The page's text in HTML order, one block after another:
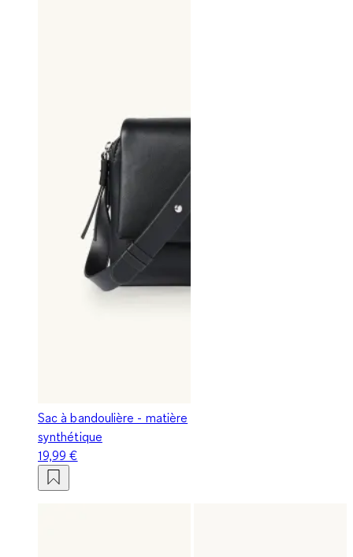
Sac à bandoulière - matière
synthétique
19,99 €